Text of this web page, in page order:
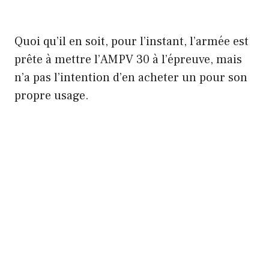
Quoi qu’il en soit, pour l’instant, l’armée est
prête à mettre l’AMPV 30 à l’épreuve, mais
n’a pas l’intention d’en acheter un pour son
propre usage.